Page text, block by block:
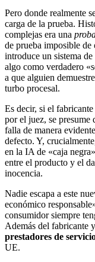
Pero donde realmente
carga de la prueba.
complejas era una
de prueba imposible
introduce un sistema
algo como verdadero
a que alguien
turbo procesal.
Es decir, si el
por el juez, se presume
falla de manera
defecto. Y,
en la IA de «caja
entre el producto y el
inocencia.
Nadie escapa a este
económico
consumidor siempre
Además del fabricante
prestadores de
UE.